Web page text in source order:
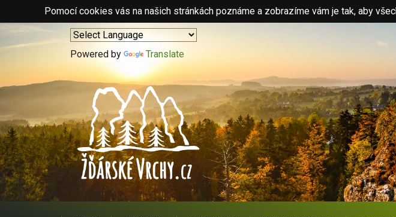
Pomocí cookies vás na našich stránkách poznáme a zobrazíme vám je tak, aby
Powered by Translate